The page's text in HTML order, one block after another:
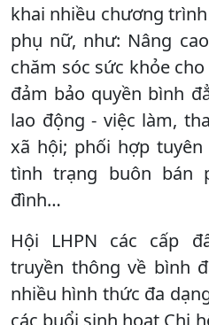
khai nhiều chương
phụ nữ, như: Nâng
chăm sóc sức khỏe
đảm bảo quyền bình
lao động - việc làm,
xã hội; phối hợp
tình trạng buôn bán
đình…
Hội LHPN các cấp
truyền thông về bình
nhiều hình thức đa
các buổi sinh hoạt Chi